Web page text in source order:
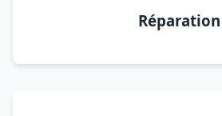
Réparation